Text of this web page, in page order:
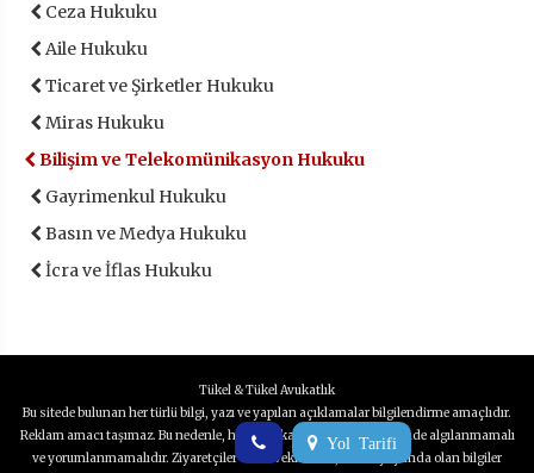
Ceza Hukuku
Aile Hukuku
Ticaret ve Şirketler Hukuku
Miras Hukuku
Bilişim ve Telekomünikasyon Hukuku
Gayrimenkul Hukuku
Basın ve Medya Hukuku
İcra ve İflas Hukuku
Tükel & Tükel Avukatlık
Bu sitede bulunan her türlü bilgi, yazı ve yapılan açıklamalar bilgilendirme amaçlıdır.
Reklam amacı taşımaz. Bu nedenle, haksız rekabet yaratıldığı şeklinde algılanmamalı
ve yorumlanmamalıdır. Ziyaretçiler ve Müvekkillerin, Sitede yayımda olan bilgiler
Yol Tarifi